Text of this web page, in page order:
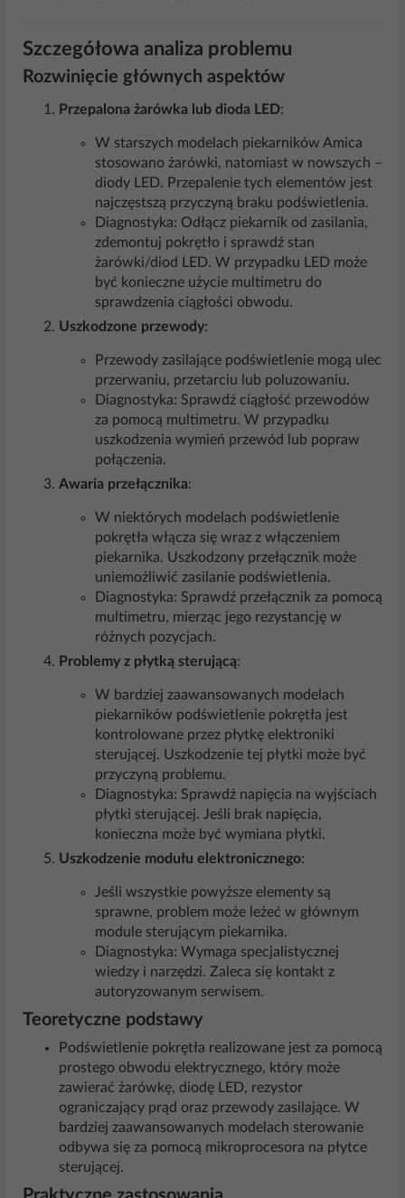
Szczegółowa analiza problemu
Rozwinięcie głównych aspektów
Przepalona żarówka lub dioda LED:
W starszych modelach piekarników Amica
stosowano żarówki, natomiast w nowszych –
diody LED. Przepalenie tych elementów jest
najczęstszą przyczyną braku podświetlenia.
Diagnostyka: Odłącz piekarnik od zasilania,
zdemontuj pokrętło i sprawdź stan
żarówki/diod LED. W przypadku LED może
być konieczne użycie multimetru do
sprawdzenia ciągłości obwodu.
Uszkodzone przewody:
Przewody zasilające podświetlenie mogą ulec
przerwaniu, przetarciu lub poluzowaniu.
Diagnostyka: Sprawdź ciągłość przewodów
za pomocą multimetru. W przypadku
uszkodzenia wymień przewód lub popraw
połączenia.
Awaria przełącznika:
W niektórych modelach podświetlenie
pokrętła włącza się wraz z włączeniem
piekarnika. Uszkodzony przełącznik może
uniemożliwić zasilanie podświetlenia.
Diagnostyka: Sprawdź przełącznik za pomocą
multimetru, mierząc jego rezystancję w
różnych pozycjach.
Problemy z płytką sterującą:
W bardziej zaawansowanych modelach
piekarników podświetlenie pokrętła jest
kontrolowane przez płytkę elektroniki
sterującej. Uszkodzenie tej płytki może być
przyczyną problemu.
Diagnostyka: Sprawdź napięcia na wyjściach
płytki sterującej. Jeśli brak napięcia,
konieczna może być wymiana płytki.
Uszkodzenie modułu elektronicznego:
Jeśli wszystkie powyższe elementy są
sprawne, problem może leżeć w głównym
module sterującym piekarnika.
Diagnostyka: Wymaga specjalistycznej
wiedzy i narzędzi. Zaleca się kontakt z
autoryzowanym serwisem.
Teoretyczne podstawy
Podświetlenie pokrętła realizowane jest za pomocą
prostego obwodu elektrycznego, który może
zawierać żarówkę, diodę LED, rezystor
ograniczający prąd oraz przewody zasilające. W
bardziej zaawansowanych modelach sterowanie
odbywa się za pomocą mikroprocesora na płytce
sterującej.